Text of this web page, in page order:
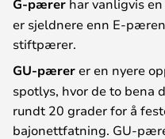
G-pærer
er sjeldnere enn E-
stiftpærer.
GU-pærerer en nyere
spotlys, hvor de to bena
rundt 20 grader for å
bajonettfatning. GU-